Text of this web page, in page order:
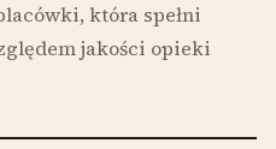
która spełni
jakości opieki